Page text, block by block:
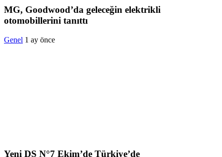
MG, Goodwood’da geleceğin elektrikli
otomobillerini tanıttı
Genel 1 ay önce
Yeni DS N°7 Ekim’de Türkiye’de